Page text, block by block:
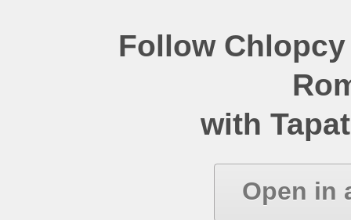
Follow
with
Open in